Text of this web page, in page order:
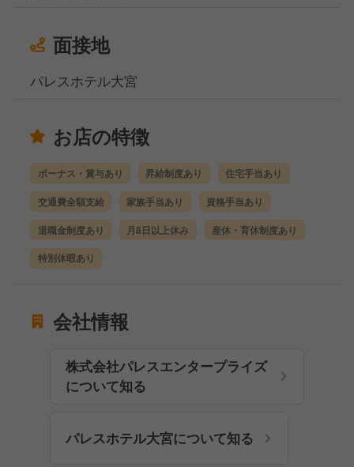
面接地
パレスホテル大宮
お店の特徴
ボーナス・賞与あり 昇給制度あり 住宅手当あり
交通費全額支給 家族手当あり 資格手当あり
退職金制度あり 月8日以上休み 産休・育休制度あり
特別休暇あり
会社情報
株式会社パレスエンタープライズ
について知る
パレスホテル大宮について知る